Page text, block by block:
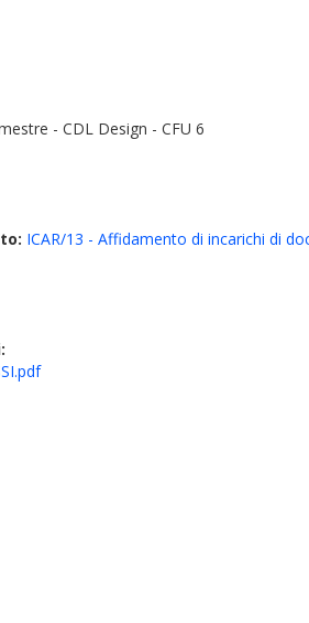
- CDL Design - CFU 6
ICAR/13 - Affidamento di incarichi di